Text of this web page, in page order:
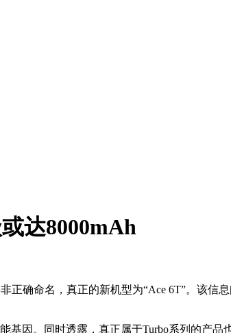
达8000mAh
正确命名，真正的新机型为“Ace 6T”。该信
因。同时透露，真正属于Turbo系列的产